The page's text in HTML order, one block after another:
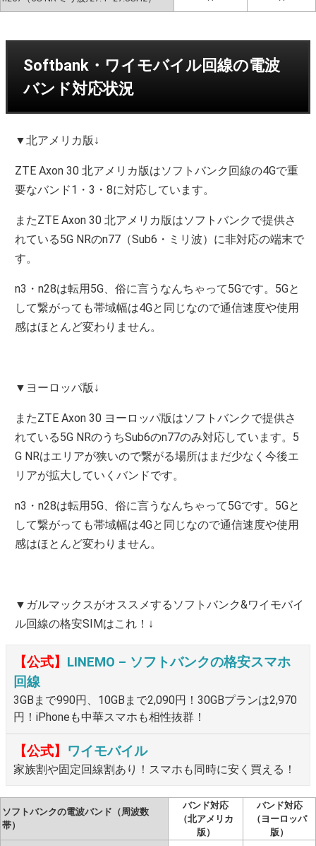
Softbank・ワイモバイル回線の電波
バンド対応状況
▼北アメリカ版↓
ZTE Axon 30 北アメリカ版はソフトバンク回線の4Gで重
要なバンド1・3・8に対応しています。
またZTE Axon 30 北アメリカ版はソフトバンクで提供さ
れている5G NRのn77（Sub6・ミリ波）に非対応の端末で
す。
n3・n28は転用5G、俗に言うなんちゃって5Gです。5Gと
して繋がっても帯域幅は4Gと同じなので通信速度や使用
感はほとんど変わりません。
▼ヨーロッパ版↓
またZTE Axon 30 ヨーロッパ版はソフトバンクで提供さ
れている5G NRのうちSub6のn77のみ対応しています。5
G NRはエリアが狭いので繋がる場所はまだ少なく今後エ
リアが拡大していくバンドです。
n3・n28は転用5G、俗に言うなんちゃって5Gです。5Gと
して繋がっても帯域幅は4Gと同じなので通信速度や使用
感はほとんど変わりません。
▼ガルマックスがオススメするソフトバンク&ワイモバイ
ル回線の格安SIMはこれ！↓
【公式】 LINEMO – ソフトバンクの格安スマホ
回線
3GBまで990円、10GBまで2,090円！30GBプランは2,970
円！iPhoneも中華スマホも相性抜群！
【公式】 ワイモバイル
家族割や固定回線割あり！スマホも同時に安く買える！
ソフトバンクの電波バンド（周波数
帯）
バンド対応
（北アメリカ
版）
バンド対応
（ヨーロッパ
版）